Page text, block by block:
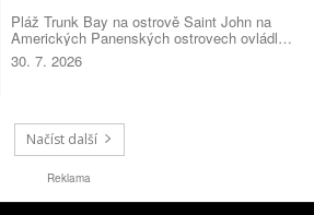
Pláž Trunk Bay na ostrově Saint John na
Amerických Panenských ostrovech ovládla
žebříček nejlepších pláží světa pro rok 2026.
Rozhodla kombinace bílého písku, průzračné
podmořská šnorchlovací stezka přímo u
pobřeží.
30. 7. 2026
Načíst další
Reklama